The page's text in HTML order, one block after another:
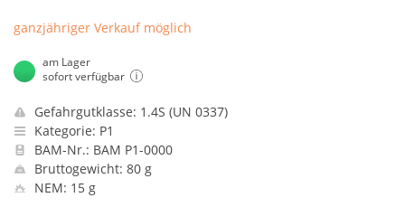
ganzjähriger Verkauf möglich
am Lager
sofort verfügbar
Gefahrgutklasse: 1.4S (UN 0337)
Kategorie: P1
BAM-Nr.: BAM P1-0000
Bruttogewicht: 80 g
NEM: 15 g